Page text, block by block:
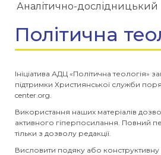
Аналітично-дослідницький
Політична
Ініціатива АДЦ «Політична теологія»
підтримки Християнської служби
center.org.
Використання наших матеріалів
активного гіперпосилання. Повний
тільки з дозволу редакції.
Висловити подяку або конструктивну